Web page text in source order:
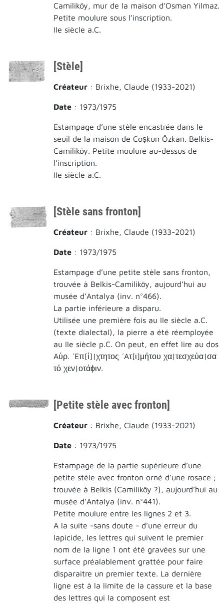
Camiliköy, mur de la maison d’Osman Yilmaz.
Petite moulure sous l’inscription.
IIe siècle a.C.
[Stèle]
Créateur : Brixhe, Claude (1933-2021)
Date : 1973/1975
Estampage d’une stèle encastrée dans le
seuil de la maison de Coșkun Özkan. Belkis-
Camiliköy. Petite moulure au-dessus de
l’inscription.
IIe siècle a.C.
[Stèle sans fronton]
Créateur : Brixhe, Claude (1933-2021)
Date : 1973/1975
Estampage d’une petite stèle sans fronton,
trouvée à Belkis-Camiliköy, aujourd’hui au
musée d’Antalya (inv. n°466).
La partie inférieure a disparu.
Utilisée une première fois au IIe siècle a.C.
(texte dialectal), la pierre a été réemployée
au IIe siècle p.C. On peut, en effet lire au dos
Aύρ. ʹEπ[ί]|χτητος ʹAτ[ι]μήτου χα|τεσχεύα|σα
τό χεν|οτάϕιν.
[Petite stèle avec fronton]
Créateur : Brixhe, Claude (1933-2021)
Date : 1973/1975
Estampage de la partie supérieure d’une
petite stèle avec fronton orné d’une rosace ;
trouvée à Belkis (Camiliköy ?), aujourd’hui au
musée d’Antalya (inv. n°441).
Petite moulure entre les lignes 2 et 3.
A la suite -sans doute - d’une erreur du
lapicide, les lettres qui suivent le premier
nom de la ligne 1 ont été gravées sur une
surface préalablement grattée pour faire
disparaitre un premier texte. La dernière
ligne est à la limite de la cassure et la base
des lettres qui la composent est